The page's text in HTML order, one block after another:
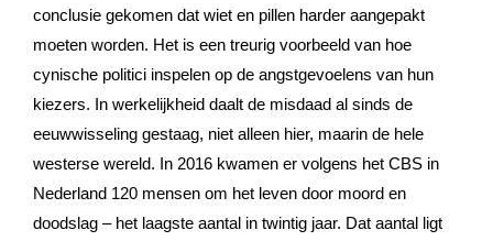
conclusie gekomen dat wiet en pillen harder aangepakt
moeten worden. Het is een treurig voorbeeld van hoe
cynische politici inspelen op de angstgevoelens van hun
kiezers. In werkelijkheid daalt de misdaad al sinds de
eeuwwisseling gestaag, niet alleen hier, maarin de hele
westerse wereld. In 2016 kwamen er volgens het CBS in
Nederland 120 mensen om het leven door moord en
doodslag – het laagste aantal in twintig jaar. Dat aantal ligt